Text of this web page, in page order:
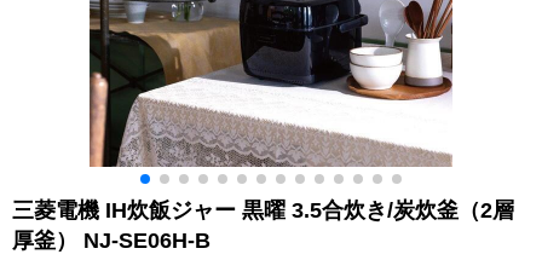
三菱電機 IH炊飯ジャー 黒曜 3.5合炊き/炭炊釜（2層
厚釜） NJ-SE06H-B